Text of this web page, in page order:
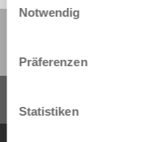
Notwendig
Präferenzen
Statistiken